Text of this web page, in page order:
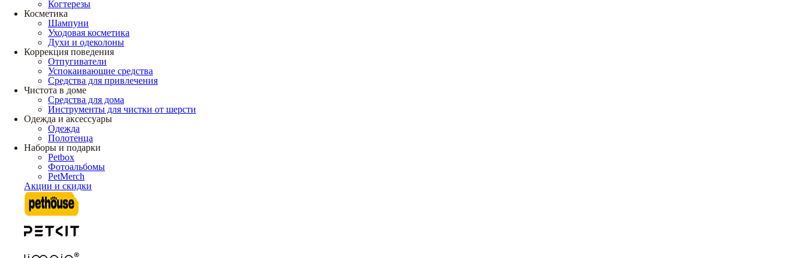
Когтерезы
Косметика
Шампуни
Уходовая косметика
Духи и одеколоны
Коррекция поведения
Отпугиватели
Успокаивающие средства
Средства для привлечения
Чистота в доме
Средства для дома
Инструменты для чистки от шерсти
Одежда и аксессуары
Одежда
Полотенца
Наборы и подарки
Petbox
Фотоальбомы
PetMerch
Акции и скидки